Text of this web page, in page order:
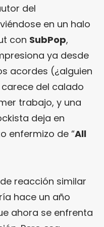
del
en un halo
con SubPop,
ya desde
acordes (¿alguien
carece del calado
trabajo, y una
deja en
enfermizo de “All
reacción similar
hace un año
ahora se enfrenta